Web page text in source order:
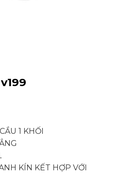
1 KHỐI
KÍN KẾT HỢP VỚI